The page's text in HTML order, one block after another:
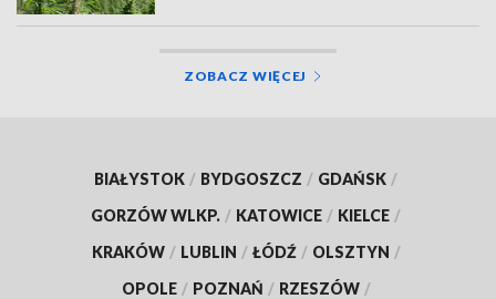
ZOBACZ WIĘCEJ
BIAŁYSTOK / BYDGOSZCZ / GDAŃSK /
GORZÓW WLKP. / KATOWICE / KIELCE /
KRAKÓW / LUBLIN / ŁÓDŹ / OLSZTYN /
OPOLE / POZNAŃ / RZESZÓW /